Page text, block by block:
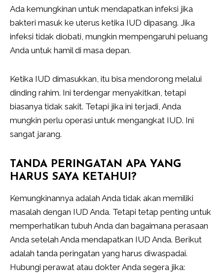
Ada kemungkinan untuk mendapatkan infeksi jika
bakteri masuk ke uterus ketika IUD dipasang. Jika
infeksi tidak diobati, mungkin mempengaruhi peluang
Anda untuk hamil di masa depan.
Ketika IUD dimasukkan, itu bisa mendorong melalui
dinding rahim. Ini terdengar menyakitkan, tetapi
biasanya tidak sakit. Tetapi jika ini terjadi, Anda
mungkin perlu operasi untuk mengangkat IUD. Ini
sangat jarang.
TANDA PERINGATAN APA YANG
HARUS SAYA KETAHUI?
Kemungkinannya adalah Anda tidak akan memiliki
masalah dengan IUD Anda. Tetapi tetap penting untuk
memperhatikan tubuh Anda dan bagaimana perasaan
Anda setelah Anda mendapatkan IUD Anda. Berikut
adalah tanda peringatan yang harus diwaspadai.
Hubungi perawat atau dokter Anda segera jika: